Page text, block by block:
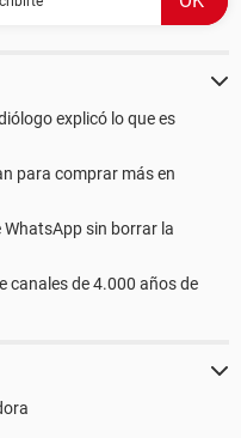
explicó lo que es
para comprar más en
sin borrar la
canales de 4.000 años de